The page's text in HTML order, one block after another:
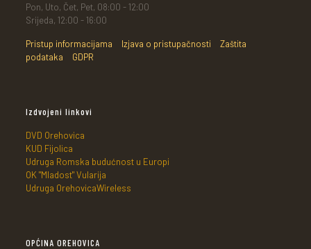
Pon, Uto, Čet, Pet, 08:00 - 12:00
Srijeda, 12:00 - 16:00
Pristup informacijama Izjava o pristupačnosti
Zaštita
podataka
GDPR
Izdvojeni linkovi
DVD Orehovica
KUD Fijolica
Udruga Romska budućnost u Europi
OK "Mladost" Vularija
Udruga OrehovicaWireless
OPĆINA OREHOVICA